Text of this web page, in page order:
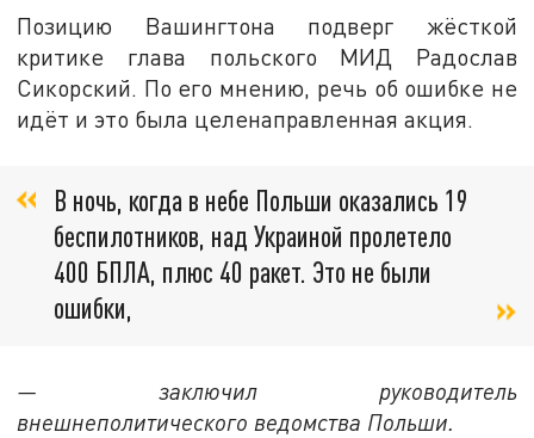
Позицию Вашингтона подверг жёсткой
критике глава польского МИД Радослав
Сикорский. По его мнению, речь об ошибке не
идёт и это была целенаправленная акция.
В ночь, когда в небе Польши оказались 19
беспилотников, над Украиной пролетело
400 БПЛА, плюс 40 ракет. Это не были
ошибки,
— заключил руководитель
внешнеполитического ведомства Польши.